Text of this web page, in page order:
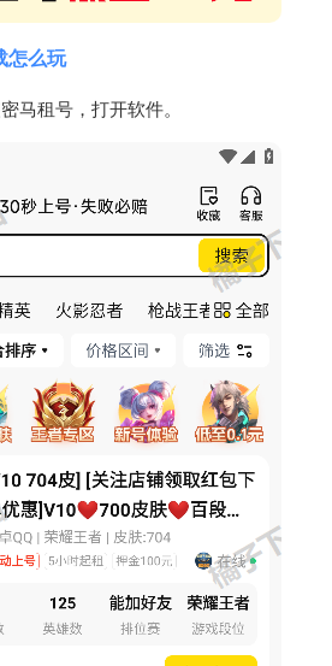
怎么玩
马租号，打开软件。